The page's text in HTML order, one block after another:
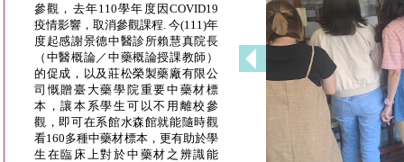
參觀，去年110學年度因COVID19
疫情影響，取消參觀課程. 今(111)年
度起感謝景德中醫診所賴慧真院長
（中醫概論／中藥概論授課教師）
的促成，以及莊松榮製藥廠有限公
司慨贈臺大藥學院重要中藥材標
本，讓本系學生可以不用離校參
觀，即可在系館水森館就能隨時觀
看160多種中藥材標本，更有助於學
生在臨床上對於中藥材之辨識能